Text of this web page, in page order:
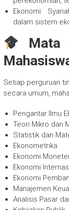
Ekonomi
dalam sistem
Mata
Setiap perguruan
secara umum,
Pengantar Ilmu
Teori Mikro dan
Statistik dan
Ekonometrika
Ekonomi
Ekonomi
Ekonomi
Manajemen
Analisis Pasar